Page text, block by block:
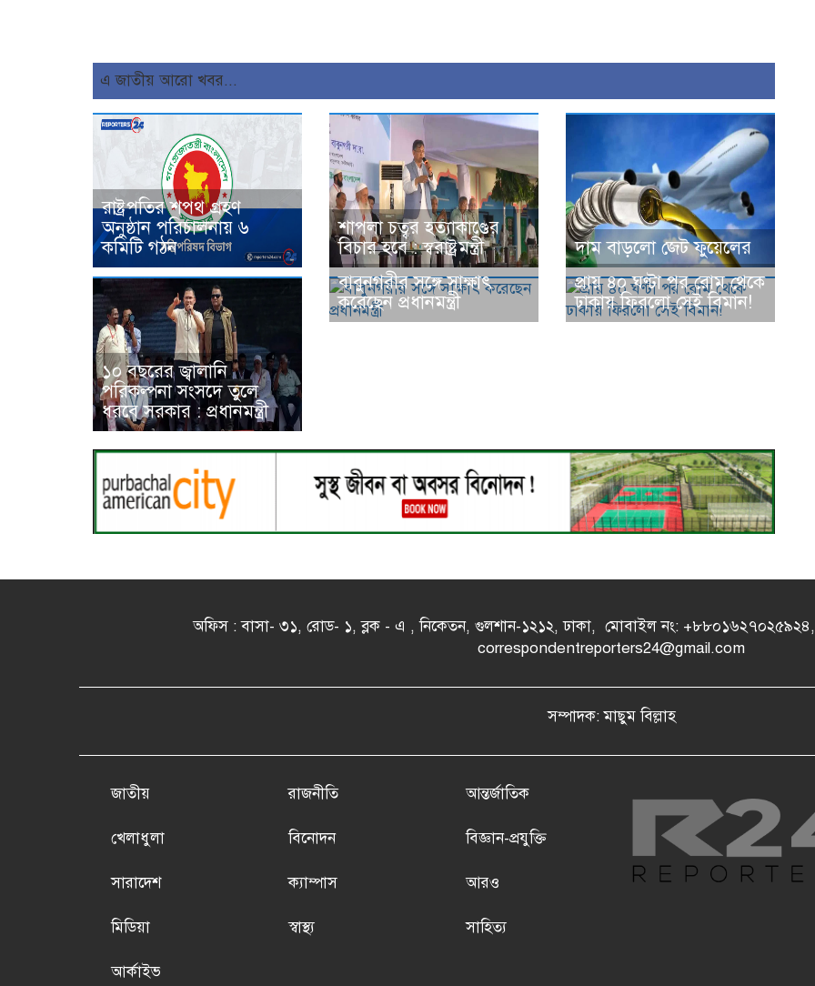
এ জাতীয় আরো খবর...
রাষ্ট্রপতির শপথ গ্রহণ
অনুষ্ঠান পরিচালনায় ৬
কমিটি গঠন
শাপলা চত্বর হত্যাকাণ্ডের
বিচার হবে : স্বরাষ্ট্রমন্ত্রী
দাম বাড়লো জেট ফুয়েলের
১০ বছরের জ্বালানি
পরিকল্পনা সংসদে তুলে
ধরবে সরকার : প্রধানমন্ত্রী
বাবুনগরীর সঙ্গে সাক্ষাৎ
করেছেন প্রধানমন্ত্রী
প্রায় ৪০ ঘণ্টা পর রোম থেকে
ঢাকায় ফিরলো সেই বিমান!
অফিস : বাসা- ৩১, রোড- ১, ব্লক - এ , নিকেতন, গুলশান-১২১২, ঢাকা, মোবাইল নং:
correspondentreporters24@gmail.com
সম্পাদক: মাছুম বিল্লাহ
জাতীয় রাজনীতি আন্তর্জাতিক
খেলাধুলা বিনোদন বিজ্ঞান-প্রযুক্তি
সারাদেশ ক্যাম্পাস আরও
মিডিয়া স্বাস্থ্য সাহিত্য
আর্কাইভ